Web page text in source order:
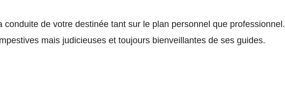
de votre destinée tant sur le plan personnel que professionnel.
mais judicieuses et toujours bienveillantes de ses guides.